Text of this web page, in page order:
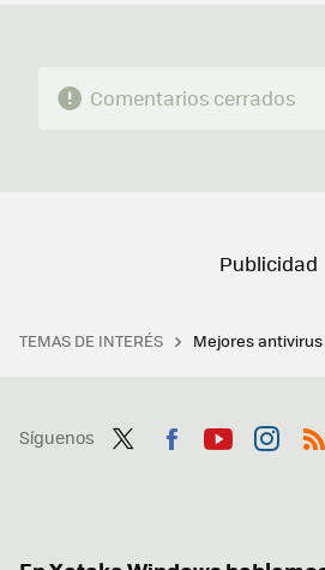
Comentarios cerrados
TEMAS DE INTERÉS Mejores antivirus
Síguenos